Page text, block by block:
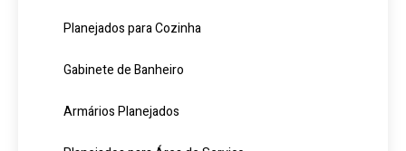
Planejados para Cozinha
Gabinete de Banheiro
Armários Planejados